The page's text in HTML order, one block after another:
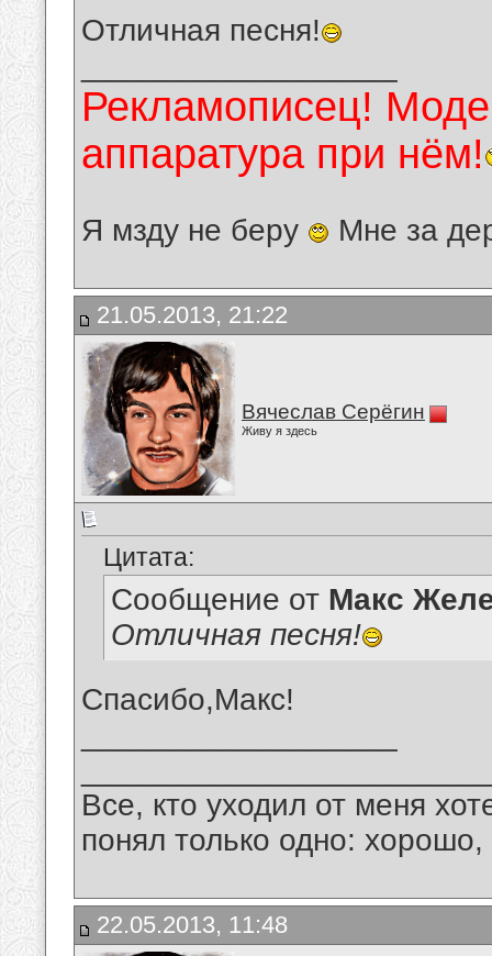
Отличная песня!
Рекламописец!
аппаратура при нём!
Я мзду не беру Мне за
21.05.2013, 21:22
Вячеслав Серёгин
Живу я здесь
Цитата:
Сообщение от Макс
Отличная песня!
Спасибо,Макс!
Все, кто уходил от меня
понял только одно:
22.05.2013, 11:48